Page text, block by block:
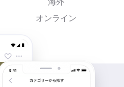
オンライン